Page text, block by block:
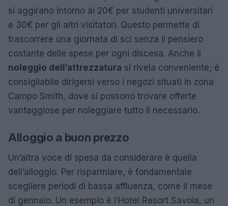
si aggirano intorno ai 20€ per studenti universitari
e 30€ per gli altri visitatori. Questo permette di
trascorrere una giornata di sci senza il pensiero
costante delle spese per ogni discesa. Anche il
noleggio dell’attrezzatura si rivela conveniente; è
consigliabile dirigersi verso i negozi situati in zona
Campo Smith, dove si possono trovare offerte
vantaggiose per noleggiare tutto il necessario.
Alloggio a buon prezzo
Un’altra voce di spesa da considerare è quella
dell’alloggio. Per risparmiare, è fondamentale
scegliere periodi di bassa affluenza, come il mese
di gennaio. Un esempio è l’Hotel Resort Savoia, un